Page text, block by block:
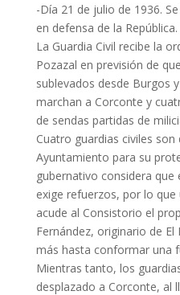
-Día 21 de julio de 1936.
en defensa de la República.
La Guardia Civil recibe la
Pozazal en previsión de
sublevados desde Burgos
marchan a Corconte y
de sendas partidas de
Cuatro guardias civiles
Ayuntamiento para su
gubernativo considera
exige refuerzos, por lo
acude al Consistorio el
Fernández, originario de
más hasta conformar una
Mientras tanto, los
desplazado a Corconte, al